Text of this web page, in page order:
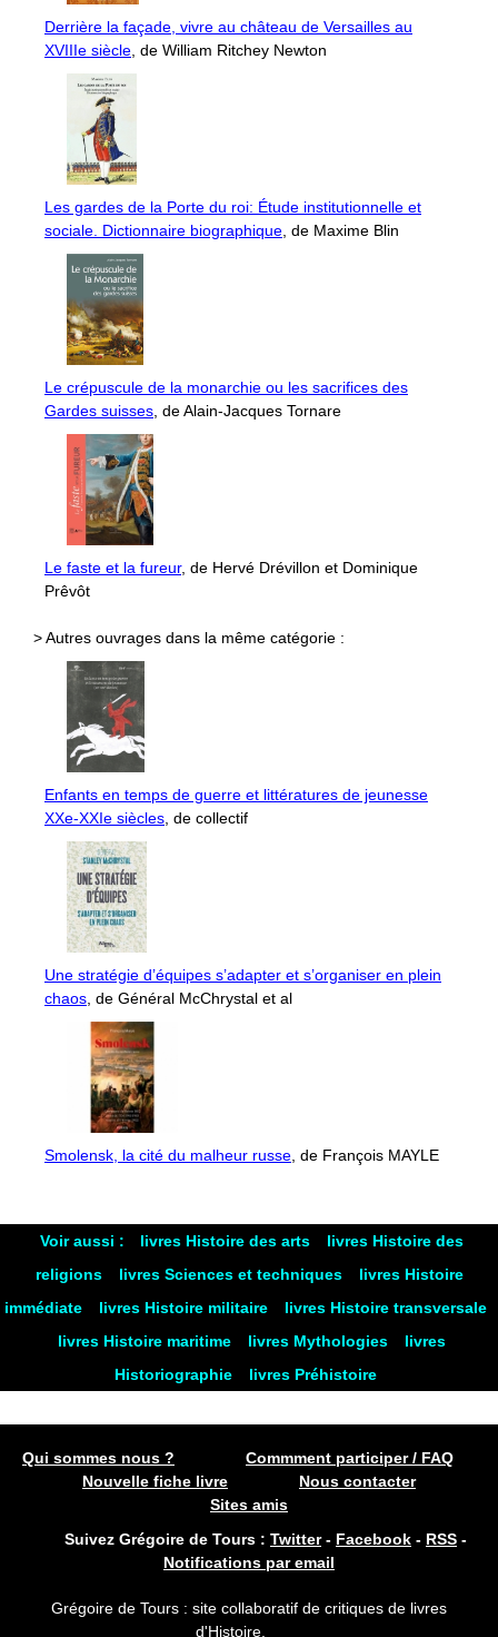
Derrière la façade, vivre au château de Versailles au
XVIIIe siècle , de William Ritchey Newton
Les gardes de la Porte du roi: Étude institutionnelle et
sociale. Dictionnaire biographique , de Maxime Blin
Le crépuscule de la monarchie ou les sacrifices des
Gardes suisses , de Alain-Jacques Tornare
Le faste et la fureur, de Hervé Drévillon et Dominique
Prêvôt
> Autres ouvrages dans la même catégorie :
Enfants en temps de guerre et littératures de jeunesse
XXe-XXIe siècles , de collectif
Une stratégie d’équipes s’adapter et s’organiser en plein
chaos , de Général McChrystal et al
Smolensk, la cité du malheur russe , de François MAYLE
Voir aussi : livres Histoire des arts
livres Histoire des
religions
livres Sciences et techniques
livres Histoire
immédiate
livres Histoire militaire
livres Histoire transversale
livres Histoire maritime
livres Mythologies
livres
Historiographie
livres Préhistoire
Qui sommes nous ?
Commment participer / FAQ
Nouvelle fiche livre
Nous contacter
Sites amis
Suivez Grégoire de Tours : Twitter- Facebook - RSS -
Notifications par email
Grégoire de Tours : site collaboratif de critiques de livres
d'Histoire.